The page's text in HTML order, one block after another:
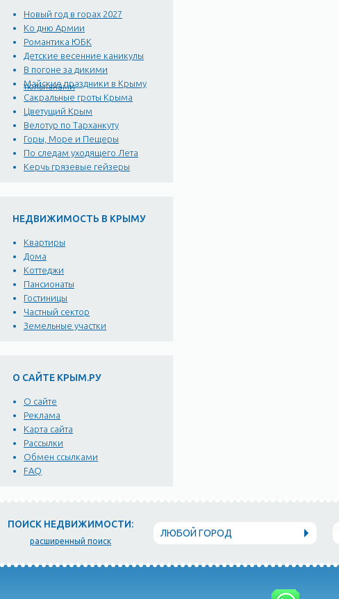
Новый год в горах 2027
Ко дню Армии
Романтика ЮБК
Детские весенние каникулы
В погоне за дикими
тюльпанами
Майские праздники в Крыму
Сакральные гроты Крыма
Цветущий Крым
Велотур по Тарханкуту
Горы, Море и Пещеры
По следам уходящего Лета
Керчь грязевые гейзеры
НЕДВИЖИМОСТЬ В КРЫМУ
Квартиры
Дома
Коттеджи
Пансионаты
Гостиницы
Частный сектор
Земельные участки
О САЙТЕ КРЫМ.РУ
О сайте
Реклама
Карта сайта
Рассылки
Обмен ссылками
FAQ
ПОИСК НЕДВИЖИМОСТИ:
расширенный поиск
ЛЮБОЙ ГОРОД